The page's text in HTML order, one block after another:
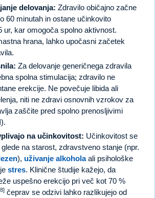
delovanja: Zdravilo običajno začne
60 minutah in ostane učinkovito
ur, kar omogoča spolno aktivnost.
hrana, lahko upočasni začetek
Za delovanje generičnega zdravila
spolna stimulacija; zdravilo ne
erekcije. Ne povečuje libida ali
niti ne zdravi osnovnih vzrokov za
zaščite pred spolno prenosljivimi
na učinkovitost: Učinkovitost se
na starost, zdravstveno stanje (npr.
), uživanje alkoholaali psihološke
stres. Klinične študije kažejo, da
uspešno erekcijo pri več kot 70 %
čeprav se odzivi lahko razlikujejo od